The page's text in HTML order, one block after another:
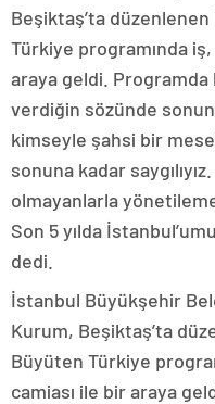
Beşiktaş’ta
Türkiye programında
araya geldi. Programda
verdiğin sözünde
kimseyle şahsi bir
sonuna kadar
olmayanlarla
Son 5 yılda
dedi.
İstanbul Büyükşehir
Kurum, Beşiktaş’ta
Büyüten Türkiye
camiası ile bir araya